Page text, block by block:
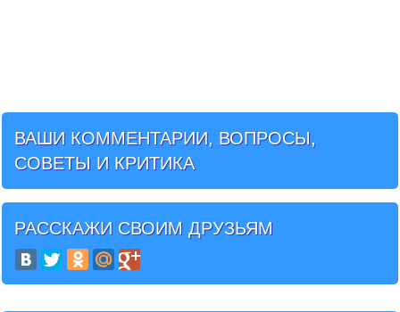
ВАШИ КОММЕНТАРИИ, ВОПРОСЫ,
СОВЕТЫ И КРИТИКА
РАССКАЖИ СВОИМ ДРУЗЬЯМ